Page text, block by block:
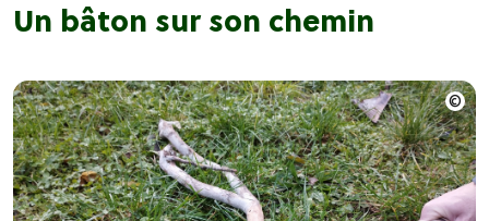
Un bâton sur son chemin